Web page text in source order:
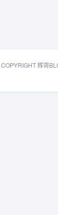
COPYRIGHT 辉哥